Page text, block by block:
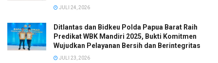
JULI 24, 2026
Ditlantas dan Bidkeu Polda Papua Barat Raih
Predikat WBK Mandiri 2025, Bukti Komitmen
Wujudkan Pelayanan Bersih dan Berintegritas
JULI 23, 2026